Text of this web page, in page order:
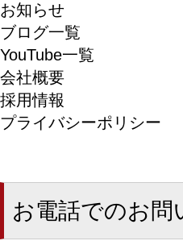
お知らせ
ブログ一覧
YouTube一覧
会社概要
採用情報
プライバシーポリシー
お電話でのお問